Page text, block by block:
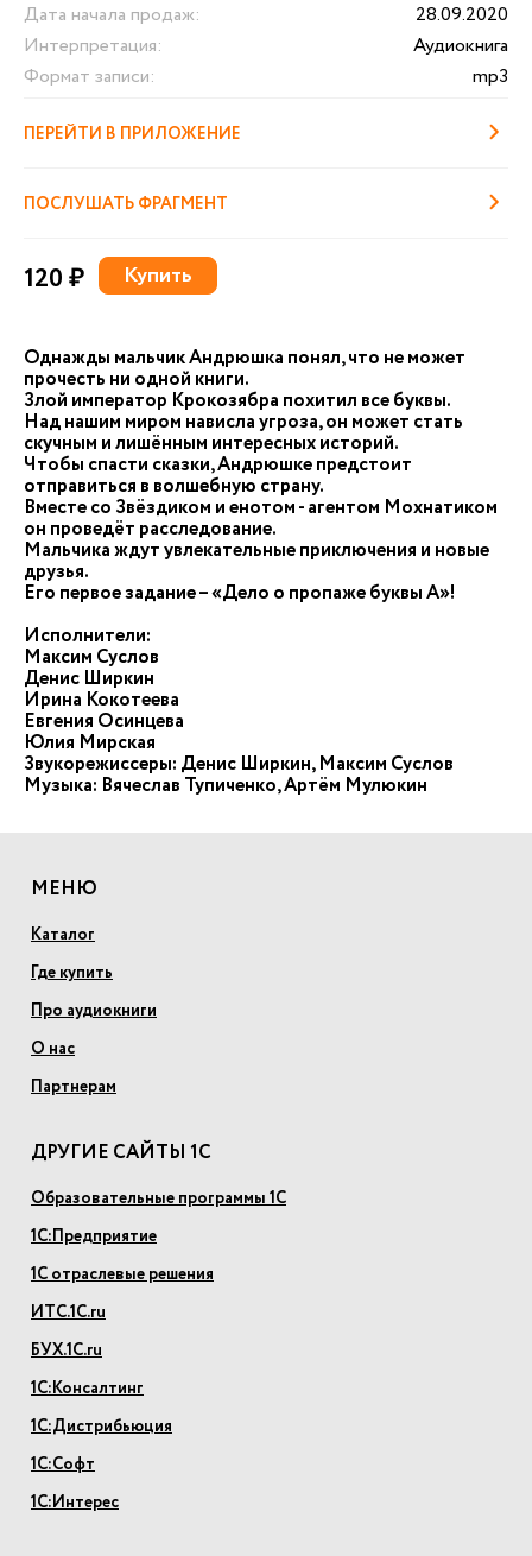
Дата начала продаж:
28.09.2020
Интерпретация:
Аудиокнига
Формат записи:
mp3
ПЕРЕЙТИ В ПРИЛОЖЕНИЕ
ПОСЛУШАТЬ ФРАГМЕНТ
120 ₽ Купить
Однажды мальчик Андрюшка понял, что не может
прочесть ни одной книги.
Злой император Крокозябра похитил все буквы.
Над нашим миром нависла угроза, он может стать
скучным и лишённым интересных историй.
Чтобы спасти сказки, Андрюшке предстоит
отправиться в волшебную страну.
Вместе со Звёздиком и енотом - агентом Мохнатиком
он проведёт расследование.
Мальчика ждут увлекательные приключения и новые
друзья.
Его первое задание – «Дело о пропаже буквы А»!
Исполнители:
Максим Суслов
Денис Ширкин
Ирина Кокотеева
Евгения Осинцева
Юлия Мирская
Звукорежиссеры: Денис Ширкин, Максим Суслов
Музыка: Вячеслав Тупиченко, Артём Мулюкин
МЕНЮ
Каталог
Где купить
Про аудиокниги
О нас
Партнерам
ДРУГИЕ САЙТЫ 1С
Образовательные программы 1С
1С:Предприятие
1С отраслевые решения
ИТС.1С.ru
БУХ.1С.ru
1С:Консалтинг
1С:Дистрибьюция
1С:Софт
1С:Интерес